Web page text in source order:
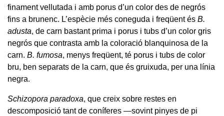
finament vellutada i amb porus d’un color des de negrós
fins a brunenc. L’espècie més coneguda i freqüent és B.
adusta, de carn bastant prima i porus i tubs d’un color gris
negrós que contrasta amb la coloració blanquinosa de la
carn. B. fumosa, menys freqüent, té porus i tubs de color
bru, ben separats de la carn, que és gruixuda, per una línia
negra.
Schizopora paradoxa, que creix sobre restes en
descomposició tant de coníferes —sovint pinyes de pi